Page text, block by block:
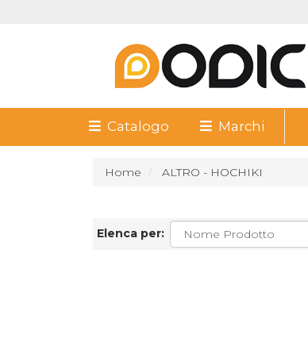
Catalogo Marchi
Home ALTRO - HOCHIKI
Elenca per: